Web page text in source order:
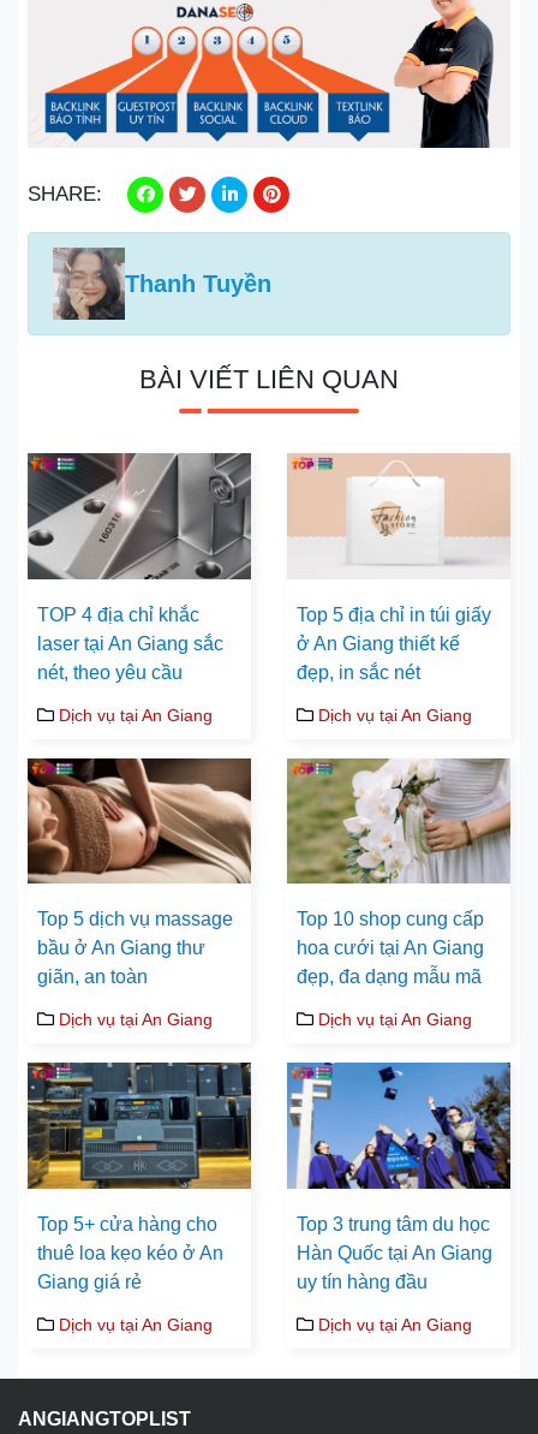
SHARE:
Thanh Tuyền
BÀI VIẾT LIÊN QUAN
TOP 4 địa chỉ khắc
laser tại An Giang sắc
nét, theo yêu cầu
Dịch vụ tại An Giang
Top 5 địa chỉ in túi giấy
ở An Giang thiết kế
đẹp, in sắc nét
Dịch vụ tại An Giang
Top 5 dịch vụ massage
bầu ở An Giang thư
giãn, an toàn
Dịch vụ tại An Giang
Top 10 shop cung cấp
hoa cưới tại An Giang
đẹp, đa dạng mẫu mã
Dịch vụ tại An Giang
Top 5+ cửa hàng cho
thuê loa kẹo kéo ở An
Giang giá rẻ
Dịch vụ tại An Giang
Top 3 trung tâm du học
Hàn Quốc tại An Giang
uy tín hàng đầu
Dịch vụ tại An Giang
ANGIANGTOPLIST